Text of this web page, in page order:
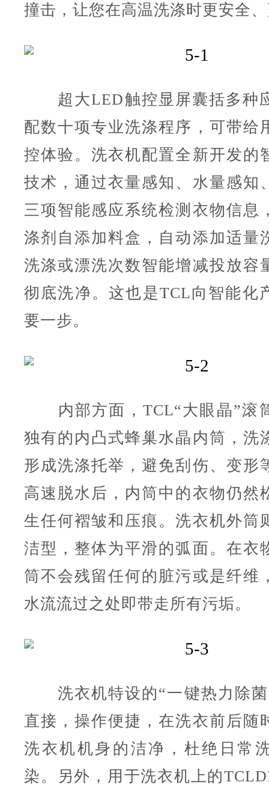
撞击，让您在高温洗涤时更安全
超大LED触控显屏囊括多种
配数十项专业洗涤程序，可带给
控体验。洗衣机配置全新开发的
技术，通过衣量感知、水量感知
三项智能感应系统检测衣物信息
涤剂自添加料盒，自动添加适量
洗涤或漂洗次数智能增减投放容
彻底洗净。这也是TCL向智能化
要一步。
内部方面，TCL“大眼晶”滚
独有的内凸式蜂巢水晶内筒，洗
形成洗涤托举，避免刮伤、变形
高速脱水后，内筒中的衣物仍然
生任何褶皱和压痕。洗衣机外筒
洁型，整体为平滑的弧面。在衣
筒不会残留任何的脏污或是纤维
水流流过之处即带走所有污垢。
洗衣机特设的“一键热力除菌
直接，操作便捷，在洗衣前后随
洗衣机机身的洁净，杜绝日常
染。另外，用于洗衣机上的